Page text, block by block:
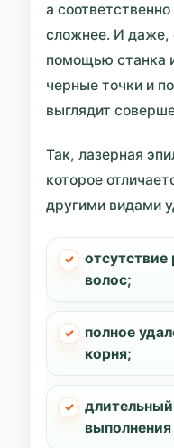
а
сложнее. И даже,
помощью станка
черные точки и
выглядит
Так, лазерная
которое
другими видами
отсутствие
волос;
полное
корня;